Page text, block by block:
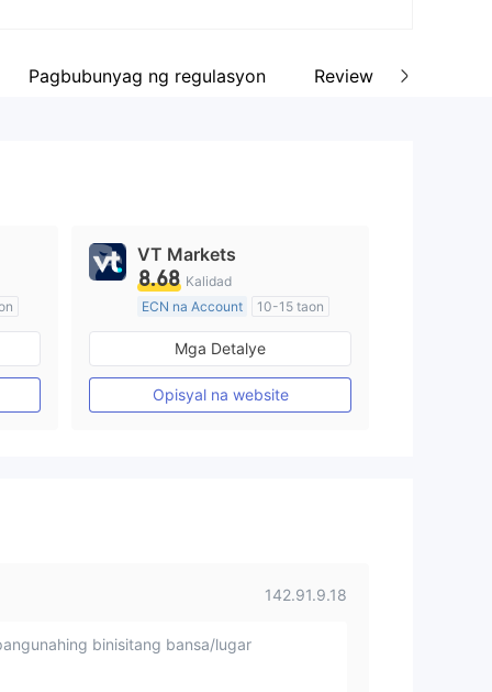
Pagbubunyag ng regulasyon Review
VT Markets
8.68 Kalidad
ECN na Account
10-15 taon
Kinokontrol sa Australia
Paggawa ng Market (MM)
Pangunahing label na MT4
Mga Detalye
Opisyal na website
142.91.9.18
binisitang bansa/lugar